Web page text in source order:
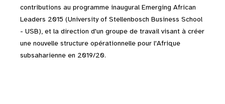
contributions au programme inaugural Emerging African
Leaders 2015 (University of Stellenbosch Business School
- USB), et la direction d'un groupe de travail visant à créer
une nouvelle structure opérationnelle pour l'Afrique
subsaharienne en 2019/20.